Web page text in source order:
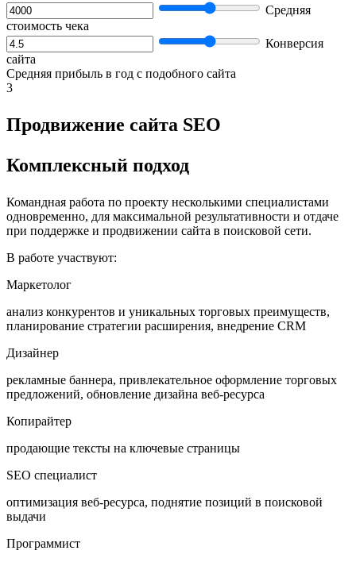
Средняя
стоимость чека
Конверсия
сайта
Средняя прибыль в год с подобного сайта
3
Продвижение сайта SEO
Комплексный подход
Командная работа по проекту несколькими специалистами
одновременно, для максимальной результативности и отдаче
при поддержке и продвижении сайта в поисковой сети.
В работе участвуют:
Маркетолог
анализ конкурентов и уникальных торговых преимуществ,
планирование стратегии расширения, внедрение CRM
Дизайнер
рекламные баннера, привлекательное оформление торговых
предложений, обновление дизайна веб-ресурса
Копирайтер
продающие тексты на ключевые страницы
SEO специалист
оптимизация веб-ресурса, поднятие позиций в поисковой
выдачи
Программист